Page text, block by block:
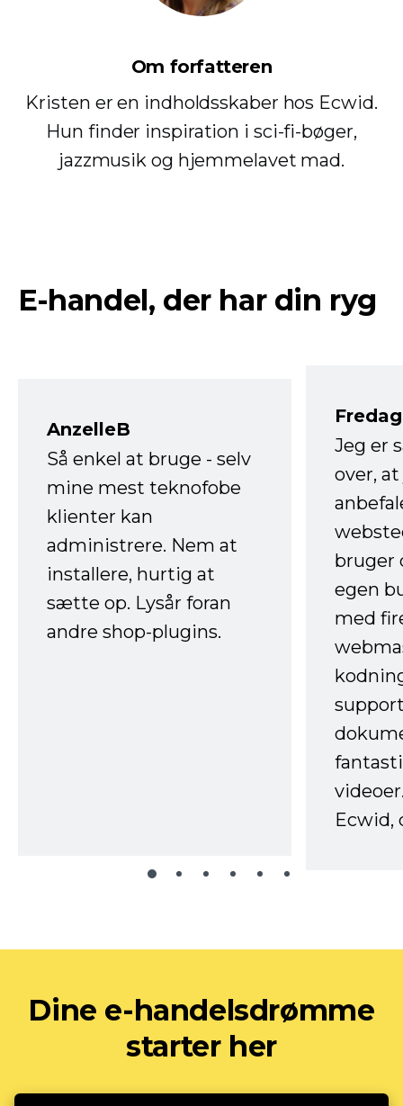
Om forfatteren
Kristen er en indholdsskaber hos Ecwid.
Hun finder inspiration i sci-fi-bøger,
jazzmusik og hjemmelavet mad.
E-handel, der har din ryg
AnzelleB
Så enkel at bruge - selv
mine mest teknofobe
klienter kan
administrere. Nem at
installere, hurtig at
sætte op. Lysår foran
andre shop-plugins.
Jeg er
over,
bruger
egen
med
Ecwid,
Dine e-handelsdrømme
starter her